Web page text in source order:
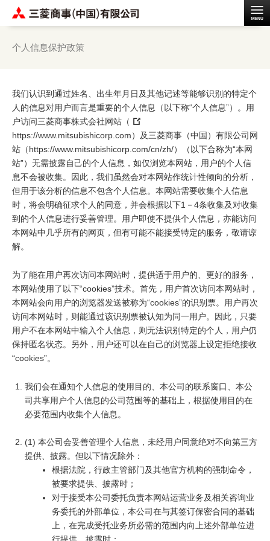
个人信息保护政策
我们认识到通过姓名、出生年月日及其他记述等能够识别的特定个
人的信息对用户而言是重要的个人信息（以下称“个人信息”）。用
户访问三菱商事株式会社网站（
https://www.mitsubishicorp.com）及三菱商事（中国）有限公司网
站（https://www.mitsubishicorp.com/cn/zh/）（以下合称为“本网
站”）无需披露自己的个人信息，如仅浏览本网站，用户的个人信
息不会被收集。因此，我们虽然会对本网站作统计性倾向的分析，
但用于该分析的信息不包含个人信息。本网站需要收集个人信息
时，将会明确征求个人的同意，并会根据以下1－4条收集及对收集
到的个人信息进行妥善管理。用户即使不提供个人信息，亦能访问
本网站中几乎所有的网页，但有可能不能接受特定的服务，敬请谅
解。
为了能在用户再次访问本网站时，提供适于用户的、更好的服务，
本网站使用了以下“cookies”技术。首先，用户首次访问本网站时，
本网站会向用户的浏览器发送被称为“cookies”的识别票。用户再次
访问本网站时，则能通过该识别票被认知为同一用户。因此，只要
用户不在本网站中输入个人信息，则无法识别特定的个人，用户仍
保持匿名状态。另外，用户还可以在自己的浏览器上设定拒绝接收
“cookies”。
我们会在通知个人信息的使用目的、本公司的联系窗口、本公
司共享用户个人信息的公司范围等的基础上，根据使用目的在
必要范围内收集个人信息。
(1) 本公司会妥善管理个人信息，未经用户同意绝对不向第三方
提供、披露。但以下情况除外：
根据法院，行政主管部门及其他官方机构的强制命令，
被要求提供、披露时；
对于接受本公司委托负责本网站运营业务及相关咨询业
务委托的外部单位，本公司在与其签订保密合同的基础
上，在完成受托业务所必需的范围内向上述外部单位进